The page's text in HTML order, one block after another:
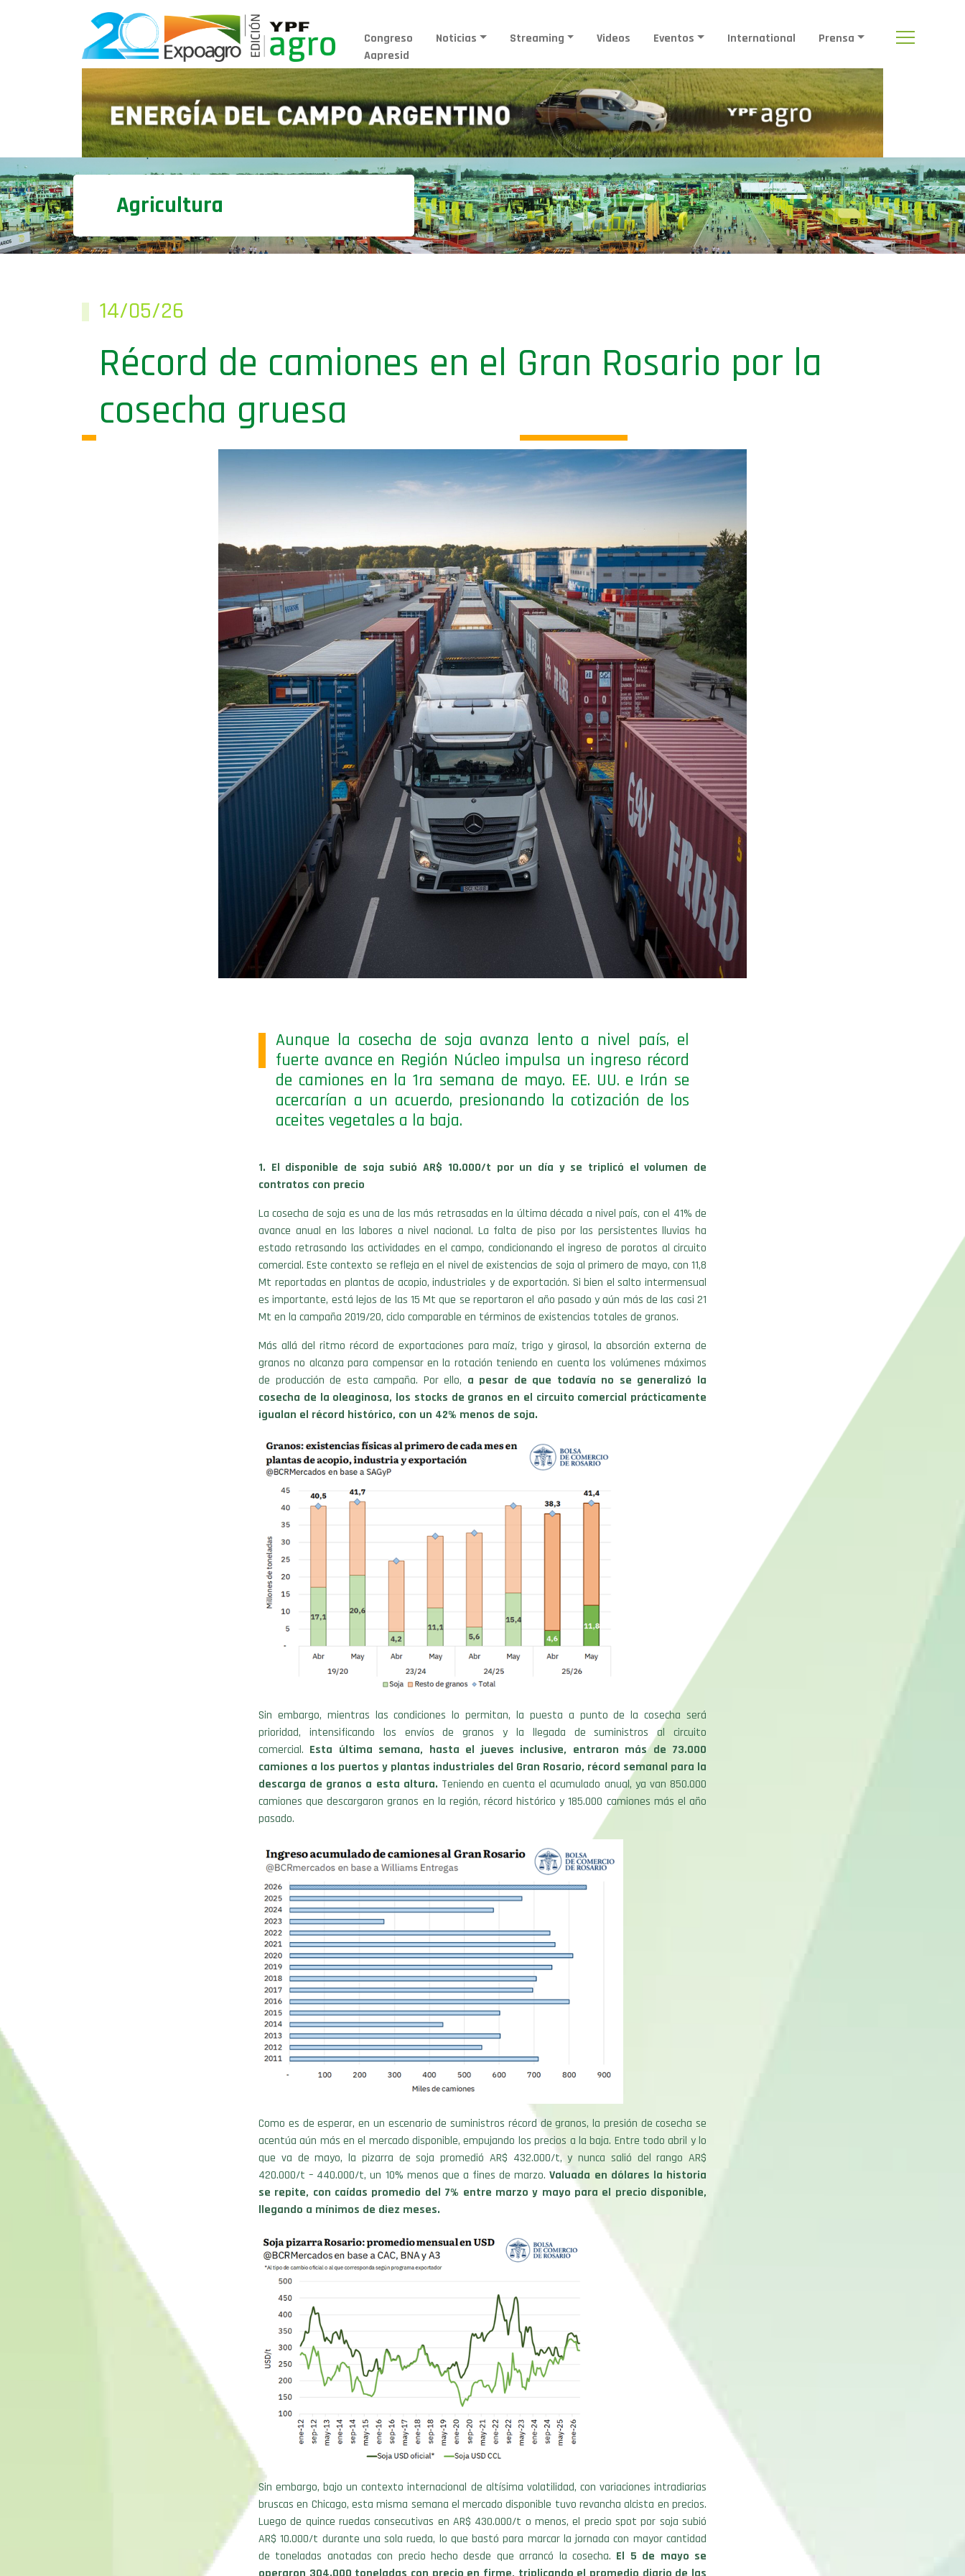
Congreso
Aapresid
Noticias Streaming Videos Eventos International Prensa
Agricultura
14/05/26
Récord de camiones en el Gran Rosario por la
cosecha gruesa
Aunque la cosecha de soja avanza lento a nivel país, el
fuerte avance en Región Núcleo impulsa un ingreso récord
de camiones en la 1ra semana de mayo. EE. UU. e Irán se
acercarían a un acuerdo, presionando la cotización de los
aceites vegetales a la baja.
1. El disponible de soja subió AR$ 10.000/t por un día y se triplicó el volumen de
contratos con precio
La cosecha de soja es una de las más retrasadas en la última década a nivel país, con el 41% de
avance anual en las labores a nivel nacional. La falta de piso por las persistentes lluvias ha
estado retrasando las actividades en el campo, condicionando el ingreso de porotos al circuito
comercial. Este contexto se refleja en el nivel de existencias de soja al primero de mayo, con 11,8
Mt reportadas en plantas de acopio, industriales y de exportación. Si bien el salto intermensual
es importante, está lejos de las 15 Mt que se reportaron el año pasado y aún más de las casi 21
Mt en la campaña 2019/20, ciclo comparable en términos de existencias totales de granos.
Más allá del ritmo récord de exportaciones para maíz, trigo y girasol, la absorción externa de
granos no alcanza para compensar en la rotación teniendo en cuenta los volúmenes máximos
de producción de esta campaña. Por ello, a pesar de que todavía no se generalizó la
cosecha de la oleaginosa, los stocks de granos en el circuito comercial prácticamente
igualan el récord histórico, con un 42% menos de soja.
Sin embargo, mientras las condiciones lo permitan, la puesta a punto de la cosecha será
prioridad, intensificando los envíos de granos y la llegada de suministros al circuito
comercial. Esta última semana, hasta el jueves inclusive, entraron más de 73.000
camiones a los puertos y plantas industriales del Gran Rosario, récord semanal para la
descarga de granos a esta altura. Teniendo en cuenta el acumulado anual, ya van 850.000
camiones que descargaron granos en la región, récord histórico y 185.000 camiones más el año
pasado.
Como es de esperar, en un escenario de suministros récord de granos, la presión de cosecha se
acentúa aún más en el mercado disponible, empujando los precios a la baja. Entre todo abril y lo
que va de mayo, la pizarra de soja promedió AR$ 432.000/t, y nunca salió del rango AR$
420.000/t – 440.000/t, un 10% menos que a fines de marzo.Valuada en dólares la historia
se repite, con caídas promedio del 7% entre marzo y mayo para el precio disponible,
llegando a mínimos de diez meses.
Sin embargo, bajo un contexto internacional de altísima volatilidad, con variaciones intradiarias
bruscas en Chicago, esta misma semana el mercado disponible tuvo revancha alcista en precios.
Luego de quince ruedas consecutivas en AR$ 430.000/t o menos, el precio spot por soja subió
AR$ 10.000/t durante una sola rueda, lo que bastó para marcar la jornada con mayor cantidad
de toneladas anotadas con precio hecho desde que arrancó la cosecha. El 5 de mayo se